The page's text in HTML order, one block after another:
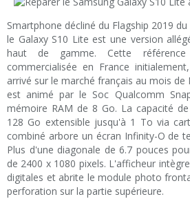
Smartphone décliné du Flagship 2019
le Galaxy S10 Lite est une version
haut de gamme. Cette
commercialisée en France
arrivé sur le marché français au mois de
est animé par le Soc Qualcomm
mémoire RAM de 8 Go. La capacité
128 Go extensible jusqu'à 1 To via
combiné arbore un écran Infinity-O de
Plus d'une diagonale de 6.7 pouces
de 2400 x 1080 pixels. L'afficheur
digitales et abrite le module photo
perforation sur la partie supérieure.